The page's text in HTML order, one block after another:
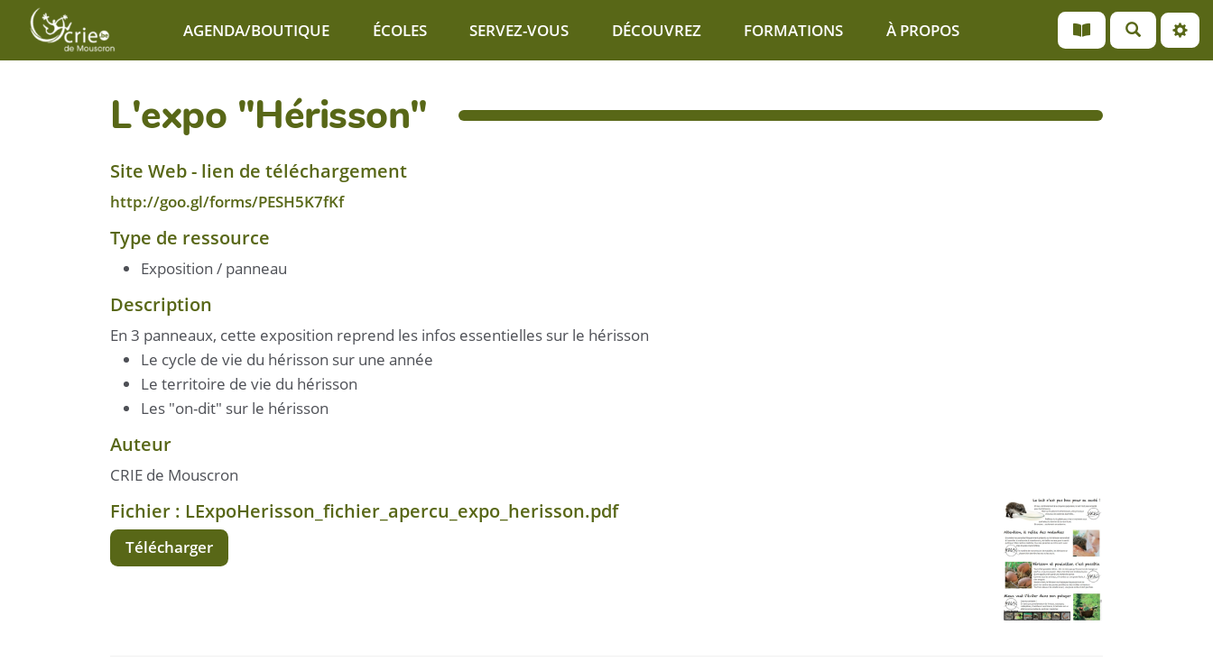
Aller au contenu principalAGENDA/BOUTIQUE ÉCOLES SERVEZ-VOUS DÉCOUVREZ FORMATIONS À PROPOS
L'expo "Hérisson"
Site Web - lien de téléchargement
http://goo.gl/forms/PESH5K7fKf
Type de ressource
Exposition / panneau
Description
En 3 panneaux, cette exposition reprend les infos essentielles sur le hérisson
Le cycle de vie du hérisson sur une année
Le territoire de vie du hérisson
Les "on-dit" sur le hérisson
Auteur
CRIE de Mouscron
Fichier : LExpoHerisson_fichier_apercu_expo_herisson.pdf
Télécharger